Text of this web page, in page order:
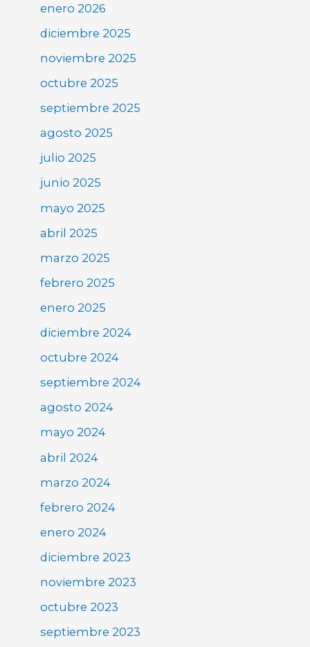
enero 2026
diciembre 2025
noviembre 2025
octubre 2025
septiembre 2025
agosto 2025
julio 2025
junio 2025
mayo 2025
abril 2025
marzo 2025
febrero 2025
enero 2025
diciembre 2024
octubre 2024
septiembre 2024
agosto 2024
mayo 2024
abril 2024
marzo 2024
febrero 2024
enero 2024
diciembre 2023
noviembre 2023
octubre 2023
septiembre 2023